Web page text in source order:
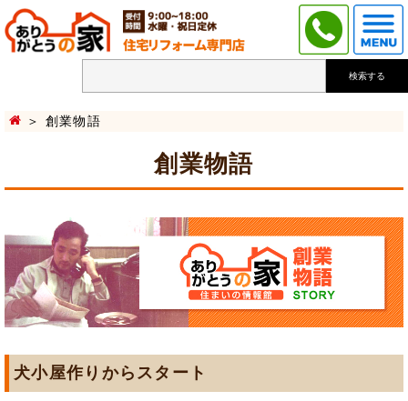
検索する
創業物語
創業物語
犬小屋作りからスタート